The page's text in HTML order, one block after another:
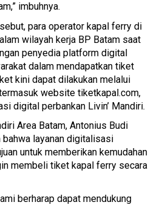
imbuhnya.
para operator kapal ferry di
wilayah kerja BP Batam saat
penyedia platform digital
dalam mendapatkan tiket
kini dapat dilakukan melalui
website tiketkapal.com,
digital perbankan Livin’ Mandiri.
Area Batam, Antonius Budi
bahwa layanan digitalisasi
untuk memberikan kemudahan
membeli tiket kapal ferry secara
berharap dapat mendukung